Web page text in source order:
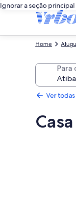
Ignorar a seção
Home
Para
Ver